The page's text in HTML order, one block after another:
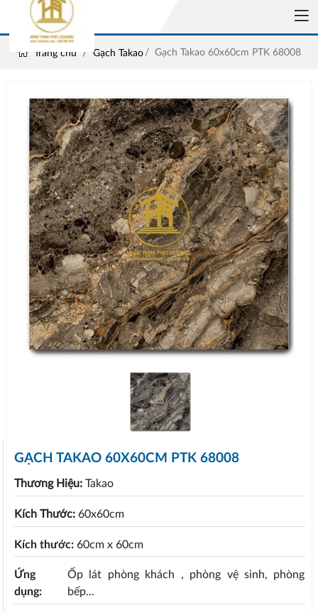
Trang chủ Gạch Takao Gạch Takao 60x60cm PTK 68008
GẠCH TAKAO 60X60CM PTK 68008
Thương Hiệu: Takao
Kích Thước: 60x60cm
Kích thước: 60cm x 60cm
Ứng
dụng:
Ốp lát phòng khách , phòng vệ sinh, phòng
bếp...